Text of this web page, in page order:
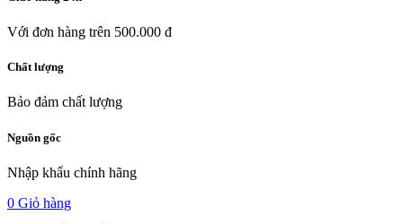
Với đơn hàng trên 500.000 đ
Chất lượng
Bảo đảm chất lượng
Nguồn gốc
Nhập khẩu chính hãng
0 Giỏ hàng